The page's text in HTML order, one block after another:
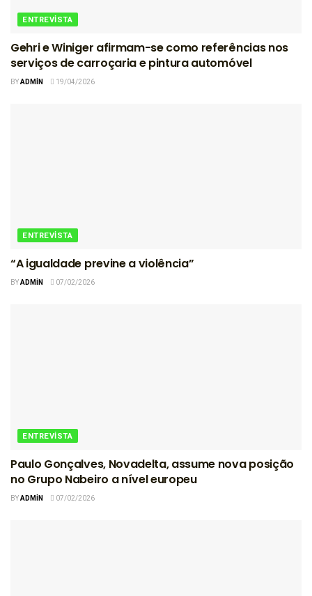
ENTREVISTA
Gehri e Winiger afirmam-se como referências nos
serviços de carroçaria e pintura automóvel
BYADMIN 19/04/2026
ENTREVISTA
“A igualdade previne a violência”
BYADMIN 07/02/2026
ENTREVISTA
Paulo Gonçalves, Novadelta, assume nova posição
no Grupo Nabeiro a nível europeu
BYADMIN 07/02/2026